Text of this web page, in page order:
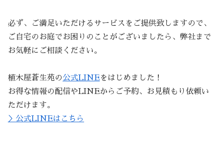
必ず、ご満足いただけるサービスをご提供致しますので、
ご自宅のお庭でお困りのことがございましたら、弊社まで
お気軽にご相談ください。
植木屋蒼生苑の公式LINEをはじめました！
お得な情報の配信やLINEからご予約、お見積もり依頼い
ただけます。
＞公式LINEはこちら